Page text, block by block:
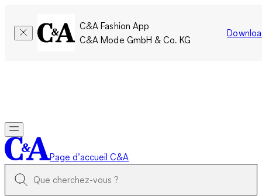
C&A Fashion App
C&A Mode GmbH & Co. KG
Page d’accueil C&A